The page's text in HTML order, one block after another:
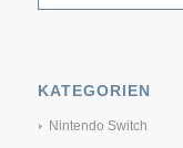
KATEGORIEN
Nintendo Switch